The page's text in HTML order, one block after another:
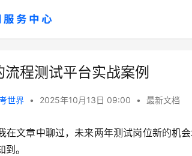
流程测试平台实战案例
世界 • 2025年10月13日 09:00 • 最新文档
在文章中聊过，未来两年测试岗位新的机
。